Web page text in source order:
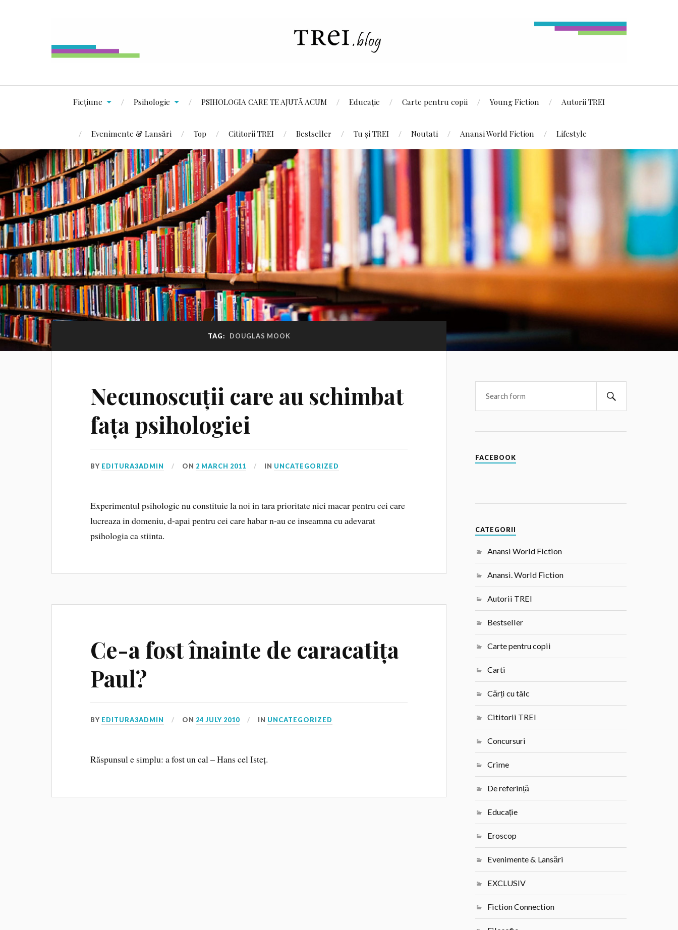
Ficțiune Psihologie PSIHOLOGIA CARE TE AJUTĂ ACUM Educație Carte pentru copii Young Fiction Autorii TREI
Evenimente & Lansări Top Cititorii TREI Bestseller Tu și TREI Noutati Anansi World Fiction Lifestyle
TAG: DOUGLAS MOOK
Necunoscuții care au schimbat
fața psihologiei
BY EDITURA3ADMIN ON 2 MARCH 2011 IN UNCATEGORIZED
Experimentul psihologic nu constituie la noi in tara prioritate nici macar pentru cei care
lucreaza in domeniu, d-apai pentru cei care habar n-au ce inseamna cu adevarat
psihologia ca stiinta.
Ce-a fost înainte de caracatița
Paul?
BY EDITURA3ADMIN ON 24 JULY 2010 IN UNCATEGORIZED
Răspunsul e simplu: a fost un cal – Hans cel Isteț.
FACEBOOK
CATEGORII
Anansi World Fiction
Anansi. World Fiction
Autorii TREI
Bestseller
Carte pentru copii
Carti
Cărți cu tâlc
Cititorii TREI
Concursuri
Crime
De referință
Educație
Eroscop
Evenimente & Lansări
EXCLUSIV
Fiction Connection